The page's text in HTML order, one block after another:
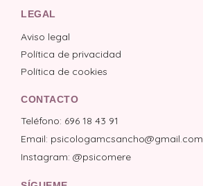
LEGAL
Aviso legal
Política de privacidad
Política de cookies
CONTACTO
Teléfono: 696 18 43 91
Email: psicologamcsancho@gmail.com
Instagram: @psicomere